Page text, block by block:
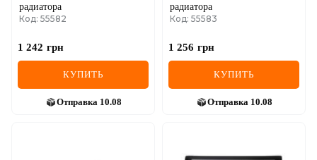
радиатора
Код: 55582
1 242 грн
КУПИТЬ
Отправка 10.08
радиатора
Код: 55583
1 256 грн
КУПИТЬ
Отправка 10.08